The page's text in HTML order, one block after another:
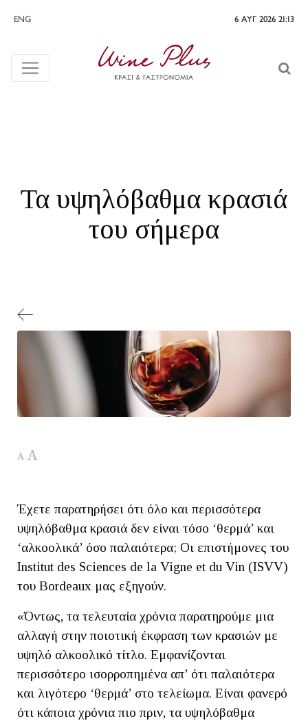
ENG 6 ΑΥΓ 2026 21:13
Τα υψηλόβαθμα κρασιά
του σήμερα
A A
Έχετε παρατηρήσει ότι όλο και περισσότερα
υψηλόβαθμα κρασιά δεν είναι τόσο ‘θερμά’ και
‘αλκοολικά’ όσο παλαιότερα; Οι επιστήμονες του
Institut des Sciences de la Vigne et du Vin (ISVV)
του Bordeaux μας εξηγούν.
«Όντως, τα τελευταία χρόνια παρατηρούμε μια
αλλαγή στην ποιοτική έκφραση των κρασιών με
υψηλό αλκοολικό τίτλο. Εμφανίζονται
περισσότερο ισορροπημένα απ’ ότι παλαιότερα
και λιγότερο ‘θερμά’ στο τελείωμα. Είναι φανερό
ότι κάποια χρόνια πιο πριν, τα υψηλόβαθμα